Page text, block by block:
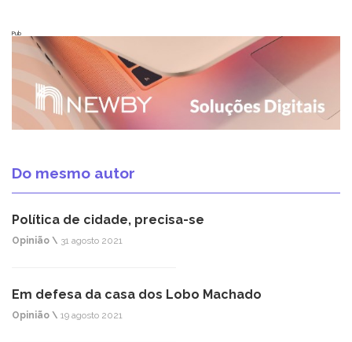
Pub
Do mesmo autor
Política de cidade, precisa-se
Opinião \ 31 agosto 2021
Em defesa da casa dos Lobo Machado
Opinião \ 19 agosto 2021